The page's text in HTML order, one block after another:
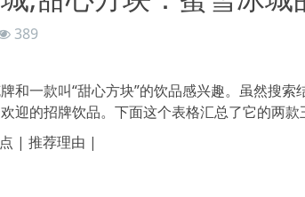
389
和一款叫“甜心方块”的饮品感兴趣。虽然搜
迎的招牌饮品。下面这个表格汇总了它的两款
| 推荐理由 |